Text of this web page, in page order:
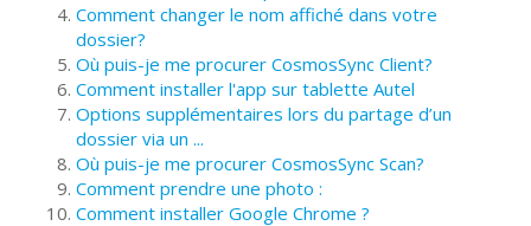
Comment changer le nom affiché dans votre
dossier?
Où puis-je me procurer CosmosSync Client?
Comment installer l'app sur tablette Autel
Options supplémentaires lors du partage d’un
dossier via un ...
Où puis-je me procurer CosmosSync Scan?
Comment prendre une photo :
Comment installer Google Chrome ?